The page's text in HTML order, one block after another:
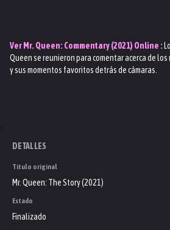
VerMr. Queen: Commentary (2021) Online :
Queen se reunieron para comentar acerca de
y sus momentos favoritos detrás de cámaras.
DETALLES
Título original
Mr. Queen: The Story (2021)
Estado
Finalizado